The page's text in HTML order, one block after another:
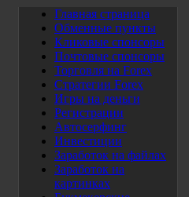
Главная страница
Обменные пункты
Кликовые спонсоры
Почтовые спонсоры
Торговля на Forex
Стратегии Forex
Игры на деньги
Регистрации
Автосерфинг
Инвестиции
Заработок на файлах
Заработок на
картинках